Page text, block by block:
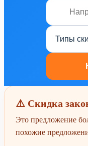
⚠️ Скидка
Это предложение
похожие